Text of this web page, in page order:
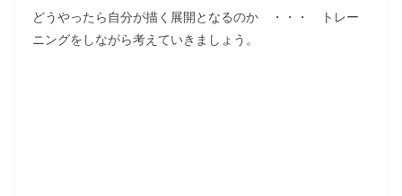
どうやったら自分が描く展開となるのか ・・・ トレー
ニングをしながら考えていきましょう。